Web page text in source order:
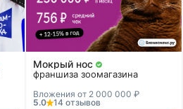
Мокрый нос
франшиза зоомагазина
Вложения от 2 000 000 ₽
5.0
14 отзывов